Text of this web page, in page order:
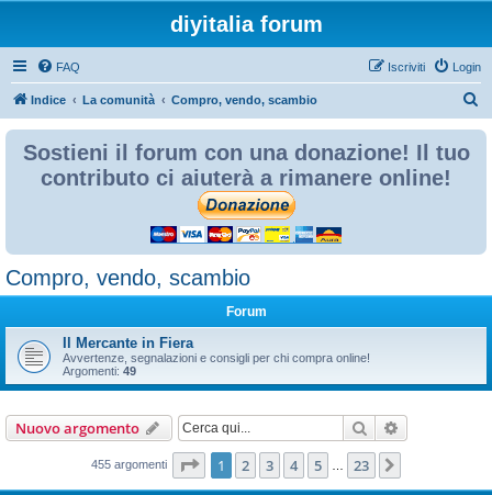
diyitalia forum
FAQ Login
Iscriviti
Indice La comunità Compro, vendo, scambio
Sostieni il forum con una donazione! Il tuo
contributo ci aiuterà a rimanere online!
Compro, vendo, scambio
Forum
Il Mercante in Fiera
Avvertenze, segnalazioni e consigli per chi compra online!
Argomenti: 49
Nuovo argomento Cerca
455 argomenti Pagina di 23
1 2 3 4 5 23